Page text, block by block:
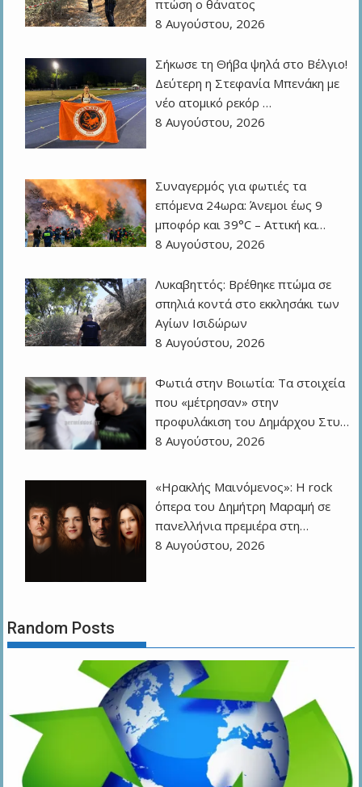
πτώση ο θάνατος
8 Αυγούστου, 2026
Σήκωσε τη Θήβα ψηλά στο Βέλγιο!
Δεύτερη η Στεφανία Μπενάκη με
νέο ατομικό ρεκόρ …
8 Αυγούστου, 2026
Συναγερμός για φωτιές τα
επόμενα 24ωρα: Άνεμοι έως 9
μποφόρ και 39°C – Αττική κα…
8 Αυγούστου, 2026
Λυκαβηττός: Βρέθηκε πτώμα σε
σπηλιά κοντά στο εκκλησάκι των
Αγίων Ισιδώρων
8 Αυγούστου, 2026
Φωτιά στην Βοιωτία: Τα στοιχεία
που «μέτρησαν» στην
προφυλάκιση του Δημάρχου Στυ…
8 Αυγούστου, 2026
«Ηρακλής Μαινόμενος»: H rock
όπερα του Δημήτρη Μαραμή σε
πανελλήνια πρεμιέρα στη…
8 Αυγούστου, 2026
Random Posts